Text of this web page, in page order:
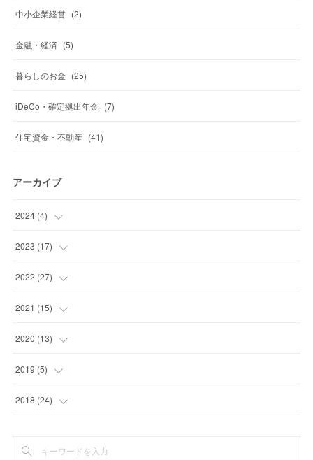
中小企業経営 (2)
金融・経済 (5)
暮らしのお金 (25)
iDeCo・確定拠出年金 (7)
住宅資金・不動産 (41)
アーカイブ
2024 (4)
(1
(1
(2
2023 (17)
(1
(2
(1
(
(4)
2022 (27)
(4
(2
(
(1
(7)
2021 (15)
(1
( )
(2
(1)
2020 (13)
( )
(1
(1
2019 (5)
(2
2018 (24)